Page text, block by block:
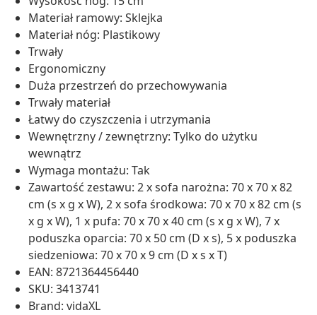
Materiał ramowy: Sklejka
Materiał nóg: Plastikowy
Trwały
Ergonomiczny
Duża przestrzeń do przechowywania
Trwały materiał
Łatwy do czyszczenia i utrzymania
Wewnętrzny / zewnętrzny: Tylko do użytku
wewnątrz
Wymaga montażu: Tak
Zawartość zestawu: 2 x sofa narożna: 70 x 70 x 82
cm (s x g x W), 2 x sofa środkowa: 70 x 70 x 82 cm (s
x g x W), 1 x pufa: 70 x 70 x 40 cm (s x g x W), 7 x
poduszka oparcia: 70 x 50 cm (D x s), 5 x poduszka
siedzeniowa: 70 x 70 x 9 cm (D x s x T)
EAN: 8721364456440
SKU: 3413741
Brand: vidaXL